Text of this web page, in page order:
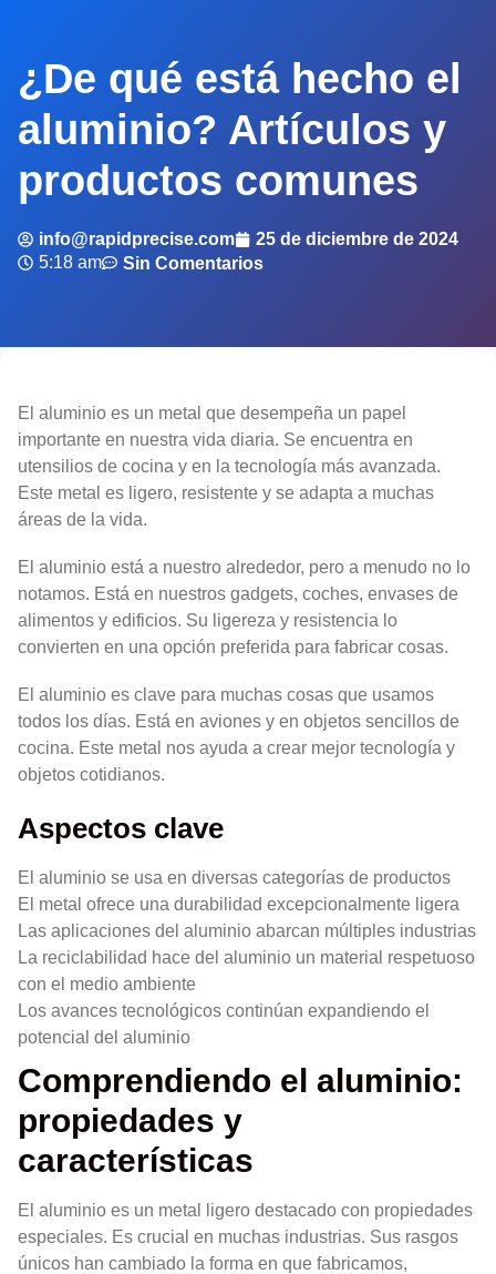
¿De qué está hecho el
aluminio? Artículos y
productos comunes
info@rapidprecise.com
25 de diciembre de 2024
5:18 am
Sin Comentarios
El aluminio es un metal que desempeña un papel
importante en nuestra vida diaria. Se encuentra en
utensilios de cocina y en la tecnología más avanzada.
Este metal es ligero, resistente y se adapta a muchas
áreas de la vida.
El aluminio está a nuestro alrededor, pero a menudo no lo
notamos. Está en nuestros gadgets, coches, envases de
alimentos y edificios. Su ligereza y resistencia lo
convierten en una opción preferida para fabricar cosas.
El aluminio es clave para muchas cosas que usamos
todos los días. Está en aviones y en objetos sencillos de
cocina. Este metal nos ayuda a crear mejor tecnología y
objetos cotidianos.
Aspectos clave
El aluminio se usa en diversas categorías de productos
El metal ofrece una durabilidad excepcionalmente ligera
Las aplicaciones del aluminio abarcan múltiples industrias
La reciclabilidad hace del aluminio un material respetuoso
con el medio ambiente
Los avances tecnológicos continúan expandiendo el
potencial del aluminio
Comprendiendo el aluminio:
propiedades y
características
El aluminio es un metal ligero destacado con propiedades
especiales. Es crucial en muchas industrias. Sus rasgos
únicos han cambiado la forma en que fabricamos,